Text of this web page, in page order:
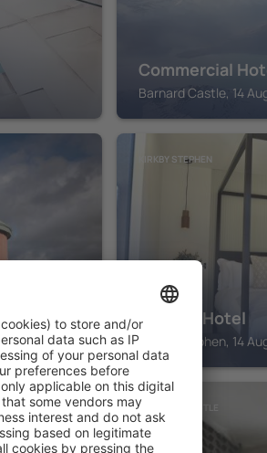
Commercial
Barnard Castle, 14
KIRKBY STEPHEN
Wilding Hotel
Kirkby Stephen, 14
BARNARD CASTLE